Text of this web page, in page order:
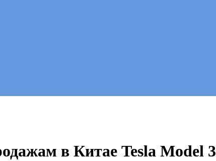
в Китае Tesla Model 3